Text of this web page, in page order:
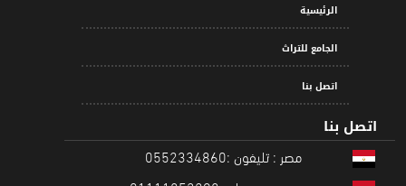
الرئيسية
الجامع للتراث
اتصل بنا
اتصل بنا
مصر : تليفون :0552334860